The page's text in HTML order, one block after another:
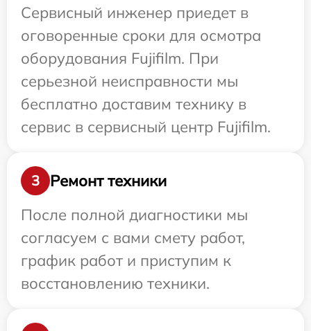
Сервисный инженер приедет в
оговоренные сроки для осмотра
оборудования Fujifilm. При
серьезной неисправности мы
бесплатно доставим технику в
сервис в сервисный центр Fujifilm.
3
Ремонт техники
После полной диагностики мы
согласуем с вами смету работ,
график работ и приступим к
восстановлению техники.